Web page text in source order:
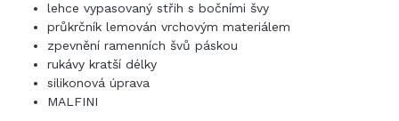
lehce vypasovaný střih s bočními švy
průkrčník lemován vrchovým materiálem
zpevnění ramenních švů páskou
rukávy kratší délky
silikonová úprava
MALFINI